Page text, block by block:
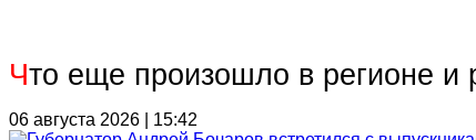
Что еще произошло в регионе и
06 августа 2026 | 15:42